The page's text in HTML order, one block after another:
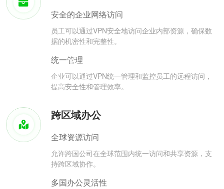
安全的企业网络访问
员工可以通过VPN安全地访问企业内部资源，确保数
据的机密性和完整性。
统一管理
企业可以通过VPN统一管理和监控员工的远程访问，
提高安全性和管理效率。
跨区域办公
全球资源访问
允许跨国公司在全球范围内统一访问和共享资源，支
持跨区域协作。
多国办公灵活性